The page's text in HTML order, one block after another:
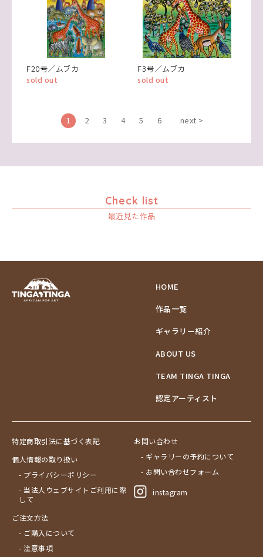
F20号／ムブカ
sold out
F3号／ムブカ
sold out
1 2 3 4 5 6 next >
Check list
最近見た作品
HOME
作品一覧
ギャラリー紹介
ABOUT US
TEAM TINGA TINGA
認定アーティスト
特定商取引法に基づく表記
個人情報の取り扱い
- プライバシーポリシー
- 当法人ウェブサイトご利用に際
して
ご注文方法
- ご購入について
- 注意事項
お問い合わせ
- ギャラリーの予約について
- お問い合わせフォーム
instagram